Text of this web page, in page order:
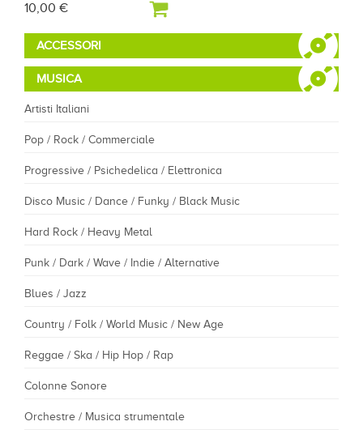
10,00 €
ACCESSORI
MUSICA
Artisti Italiani
Pop / Rock / Commerciale
Progressive / Psichedelica / Elettronica
Disco Music / Dance / Funky / Black Music
Hard Rock / Heavy Metal
Punk / Dark / Wave / Indie / Alternative
Blues / Jazz
Country / Folk / World Music / New Age
Reggae / Ska / Hip Hop / Rap
Colonne Sonore
Orchestre / Musica strumentale